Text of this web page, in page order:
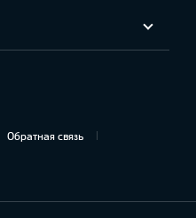
Обратная связь